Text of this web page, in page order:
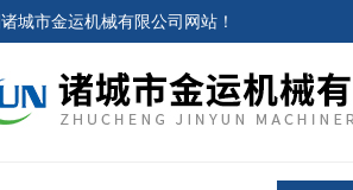
诸城市金运机械有限公司网站 ！